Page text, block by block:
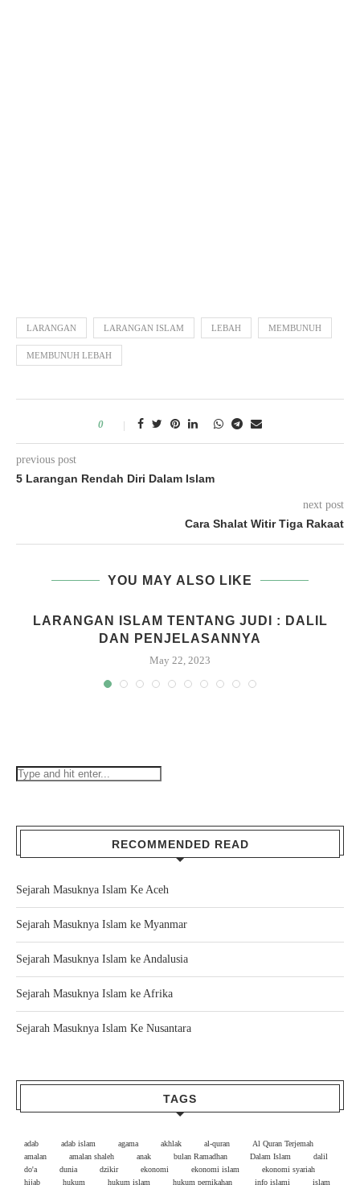
LARANGAN LARANGAN ISLAM LEBAH MEMBUNUH
MEMBUNUH LEBAH
0
previous post
5 Larangan Rendah Diri Dalam Islam
next post
Cara Shalat Witir Tiga Rakaat
YOU MAY ALSO LIKE
LARANGAN ISLAM TENTANG JUDI : DALIL
DAN PENJELASANNYA
May 22, 2023
RECOMMENDED READ
Sejarah Masuknya Islam Ke Aceh
Sejarah Masuknya Islam ke Myanmar
Sejarah Masuknya Islam ke Andalusia
Sejarah Masuknya Islam ke Afrika
Sejarah Masuknya Islam Ke Nusantara
TAGS
adab adab islam agama akhlak al-quran
Al Quran Terjemah
amalan
amalan shaleh anak bulan Ramadhan Dalam Islam
dalil
do'a
dunia dzikir ekonomi ekonomi islam
ekonomi syariah
hijab
hukum hukum islam hukum pernikahan info islami islam